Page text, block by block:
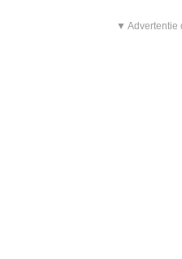
▼ Advertentie